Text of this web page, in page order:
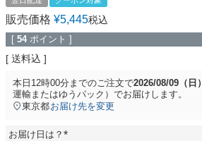
販売価格 ¥5,445税込
[ 54 ポイント ]
送料込
本日 12時00分 までのご注文で2026/08/09（日）
運輸またはゆうパック） でお届けします。
東京都お届け先を変更
お届け日は？